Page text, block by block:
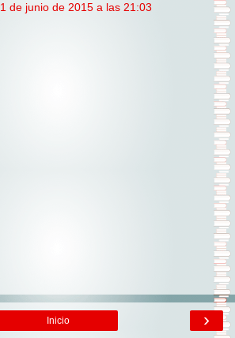
1 de junio de 2015 a las 21:03
›
Inicio